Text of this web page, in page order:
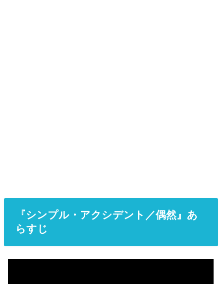
『シンプル・アクシデント／偶然』あ
らすじ